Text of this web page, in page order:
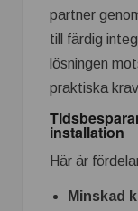
partner
till färdig
lösningen
praktiska
installation
Här är
Minskad